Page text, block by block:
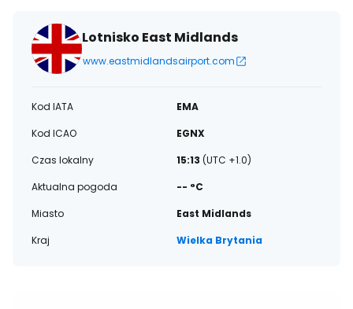
Lotnisko East Midlands
www.eastmidlandsairport.com
Kod IATA
EMA
Kod ICAO
EGNX
Czas lokalny
15:13 (UTC +1.0)
Aktualna pogoda
-- °C
Miasto
East Midlands
Kraj
Wielka Brytania